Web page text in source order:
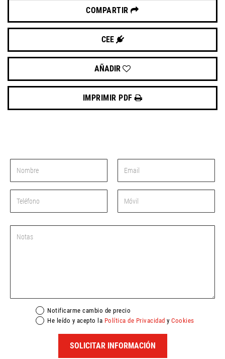
COMPARTIR
CEE
AÑADIR
IMPRIMIR PDF
Notificarme cambio de precio
He leído y acepto la Política de Privacidad y Cookies
SOLICITAR INFORMACIÓN